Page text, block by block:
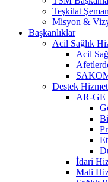
Teşkilat
Misyon &
Başkanlıklar
Acil Sağlık
Acil
Destek
AR-GE
İdari
Mali